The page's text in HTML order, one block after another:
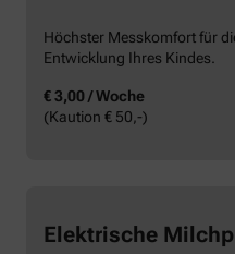
Höchster Messkomfort für
Entwicklung Ihres Kindes.
€ 3,00 / Woche
(Kaution € 50,-)
Elektrische